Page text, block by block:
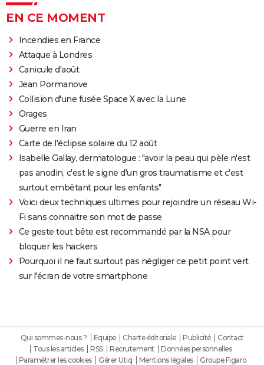
EN CE MOMENT
Incendies en France
Attaque à Londres
Canicule d'août
Jean Pormanove
Collision d'une fusée Space X avec la Lune
Orages
Guerre en Iran
Carte de l'éclipse solaire du 12 août
Isabelle Gallay, dermatologue : "avoir la peau qui pèle n'est
pas anodin, c'est le signe d'un gros traumatisme et c'est
surtout embêtant pour les enfants"
Voici deux techniques ultimes pour rejoindre un réseau Wi-
Fi sans connaitre son mot de passe
Ce geste tout bête est recommandé par la NSA pour
bloquer les hackers
Pourquoi il ne faut surtout pas négliger ce petit point vert
sur l'écran de votre smartphone
Qui sommes-nous ? Equipe Charte éditoriale Publicité
Contact
Tous les articles
RSS Recrutement
Données personnelles
Paramétrer les cookies
Gérer Utiq Mentions légales Groupe Figaro